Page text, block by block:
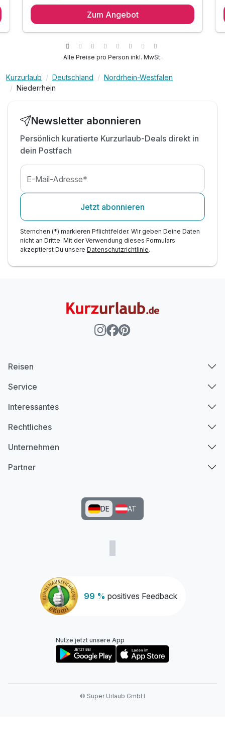
1 x reichhaltiges VITAL Frühstück vom Buffet
inkl. WLAN
Zum Angebot
Alle Preise pro Person inkl. MwSt.
Kurzurlaub Deutschland
Nordrhein-Westfalen
Niederrhein
Newsletter abonnieren
Persönlich kuratierte Kurzurlaub-Deals direkt in
dein Postfach
E-Mail-Adresse*
Jetzt abonnieren
Sternchen (*) markieren Pflichtfelder. Wir geben Deine Daten
nicht an Dritte. Mit der Verwendung dieses Formulars
akzeptierst Du unsere Datenschutzrichtlinie.
99 % positives Feedback
Reisen
Service
Interessantes
Rechtliches
Unternehmen
Partner
DE AT
Nutze jetzt unsere App
© Super Urlaub GmbH